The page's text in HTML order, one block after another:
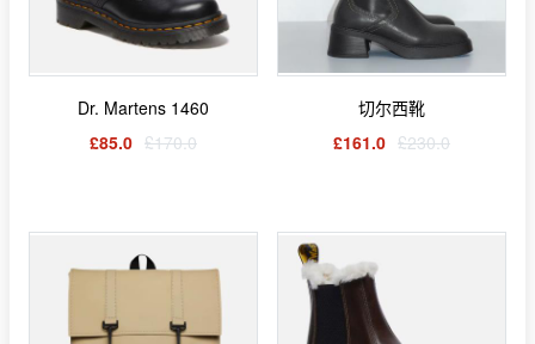
Dr. Martens 1460
£85.0 £170.0
切尔西靴
£161.0 £230.0